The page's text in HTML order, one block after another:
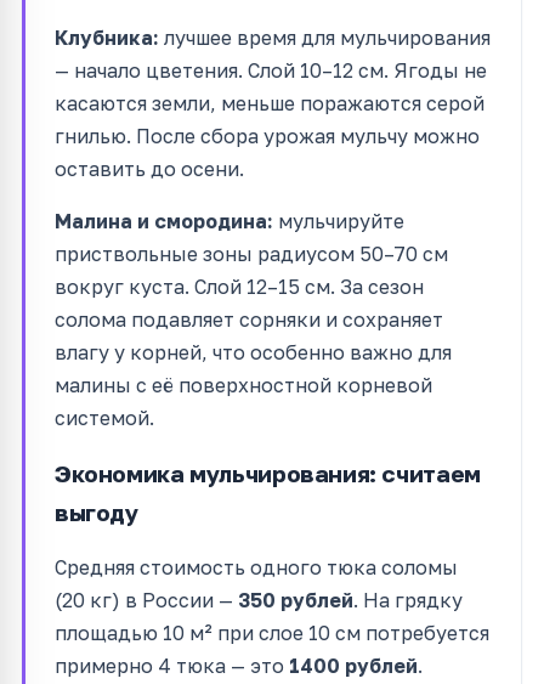
Клубника: лучшее время для мульчирования
— начало цветения. Слой 10–12 см. Ягоды не
касаются земли, меньше поражаются серой
гнилью. После сбора урожая мульчу можно
оставить до осени.
Малина и смородина: мульчируйте
приствольные зоны радиусом 50–70 см
вокруг куста. Слой 12–15 см. За сезон
солома подавляет сорняки и сохраняет
влагу у корней, что особенно важно для
малины с её поверхностной корневой
системой.
Экономика мульчирования: считаем
выгоду
Средняя стоимость одного тюка соломы
(20 кг) в России — 350 рублей. На грядку
площадью 10 м² при слое 10 см потребуется
примерно 4 тюка — это 1400 рублей.